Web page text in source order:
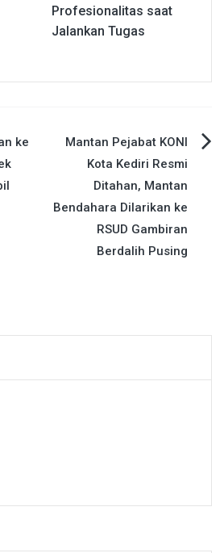
Profesionalitas saat
Jalankan Tugas
ke
Mantan Pejabat KONI
Kota Kediri Resmi
Ditahan, Mantan
Bendahara Dilarikan ke
RSUD Gambiran
Berdalih Pusing